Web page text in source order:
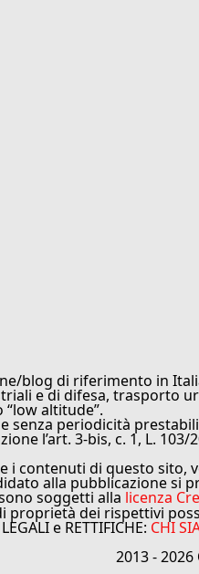
blog di riferimento in
e di difesa, trasporto
altitude”.
senza periodicità
l’art. 3-bis, c. 1, L.
i contenuti di questo sito,
alla pubblicazione si
soggetti alla licenza
proprietà dei rispettivi
e RETTIFICHE: CHI
2013 - 2026